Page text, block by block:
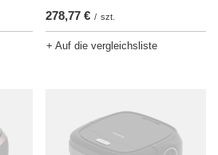
278,77 € / szt.
+ Auf die vergleichsliste